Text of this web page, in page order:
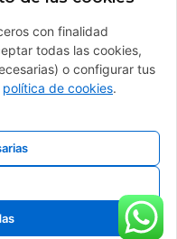
por Xpandex
CON EL PROGRAMA
GENERATION (EU) DEL
Y RESILIENCIA
con finalidad
todas las cookies,
o configurar tus
política de cookies.